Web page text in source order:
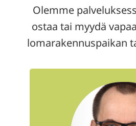
Olemme
ostaa tai myydä
lomarakennuspaikan